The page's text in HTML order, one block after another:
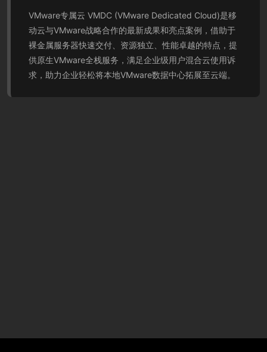
VMware专属云 VMDC (VMware Dedicated Cloud)是移
动云与VMware战略合作的最新成果和亮点案例，借助于
裸金属服务器快速交付、资源独立、性能卓越的特点，提
供原生VMware全栈服务，满足企业级用户混合云使用诉
求，助力企业轻松将本地VMware数据中心拓展至云端。